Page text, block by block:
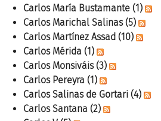
Carlos María Bustamante (1)
Carlos Marichal Salinas (5)
Carlos Martínez Assad (10)
Carlos Mérida (1)
Carlos Monsiváis (3)
Carlos Pereyra (1)
Carlos Salinas de Gortari (4)
Carlos Santana (2)